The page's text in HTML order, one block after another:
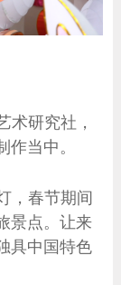
术研究社，
当中。
，春节期间
景点。让来
具中国特色